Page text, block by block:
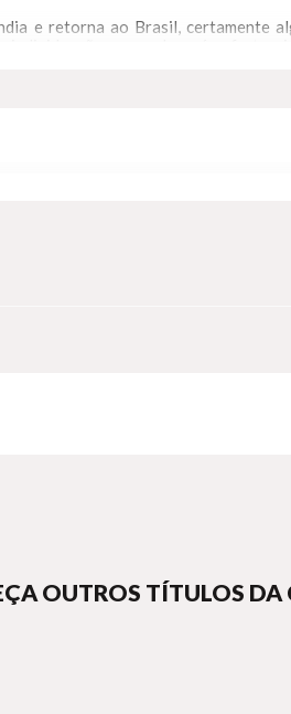
e retorna ao Brasil, certamente
iluminação e a felicidade eterna.
OUTROS TÍTULOS DA